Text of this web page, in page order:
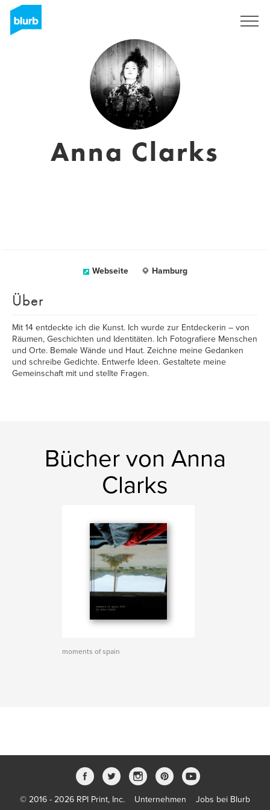
Anna Clarks
Webseite Hamburg
Über
Mit 14 entdeckte ich die Kunst. Ich wurde zur Entdeckerin – von
Räumen, Geschichten und Identitäten.⁠ Ich Fotografiere Menschen
und Orte. Bemale Wände und Haut. Zeichne meine Gedanken
und schreibe Gedichte. Entwerfe Ideen. Gestaltete meine
Gemeinschaft mit und stellte Fragen.⁠
Bücher von Anna
Clarks
moments of spain
© 2016 - 2026 RPI Print, Inc. Unternehmen Jobs bei Blurb